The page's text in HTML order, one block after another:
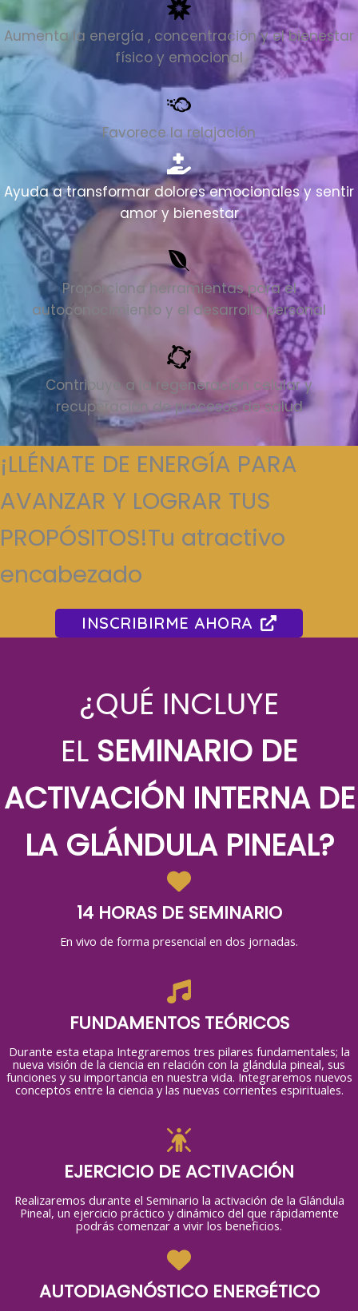
Aumenta la energía , concentración y el bienestar
físico y emocional
Favorece la relajación
Ayuda a transformar dolores emocionales y sentir
amor y bienestar
Proporciona herramientas para el
autoconocimiento y el desarrollo personal
Contribuye a la regeneración celular y
recuperación de procesos de salud
¡LLÉNATE DE ENERGÍA PARA
AVANZAR Y LOGRAR TUS
PROPÓSITOS!Tu atractivo
encabezado
INSCRIBIRME AHORA
¿QUÉ INCLUYE
EL SEMINARIO DE
ACTIVACIÓN INTERNA DE
LA GLÁNDULA PINEAL?
14 HORAS DE SEMINARIO
En vivo de forma presencial en dos jornadas.
FUNDAMENTOS TEÓRICOS
Durante esta etapa Integraremos tres pilares fundamentales; la
nueva visión de la ciencia en relación con la glándula pineal, sus
funciones y su importancia en nuestra vida. Integraremos nuevos
conceptos entre la ciencia y las nuevas corrientes espirituales.
EJERCICIO DE ACTIVACIÓN
Realizaremos durante el Seminario la activación de la Glándula
Pineal, un ejercicio práctico y dinámico del que rápidamente
podrás comenzar a vivir los beneficios.
AUTODIAGNÓSTICO ENERGÉTICO